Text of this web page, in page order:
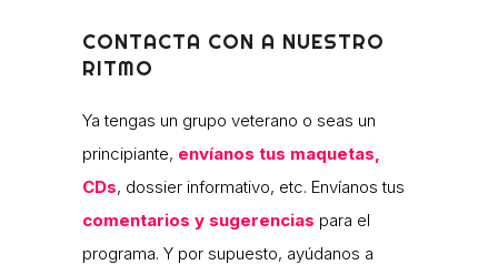
CONTACTA CON A NUESTRO
RITMO
Ya tengas un grupo veterano o seas un
principiante, envíanos tus maquetas,
CDs, dossier informativo, etc. Envíanos tus
comentarios y sugerencias para el
programa. Y por supuesto, ayúdanos a